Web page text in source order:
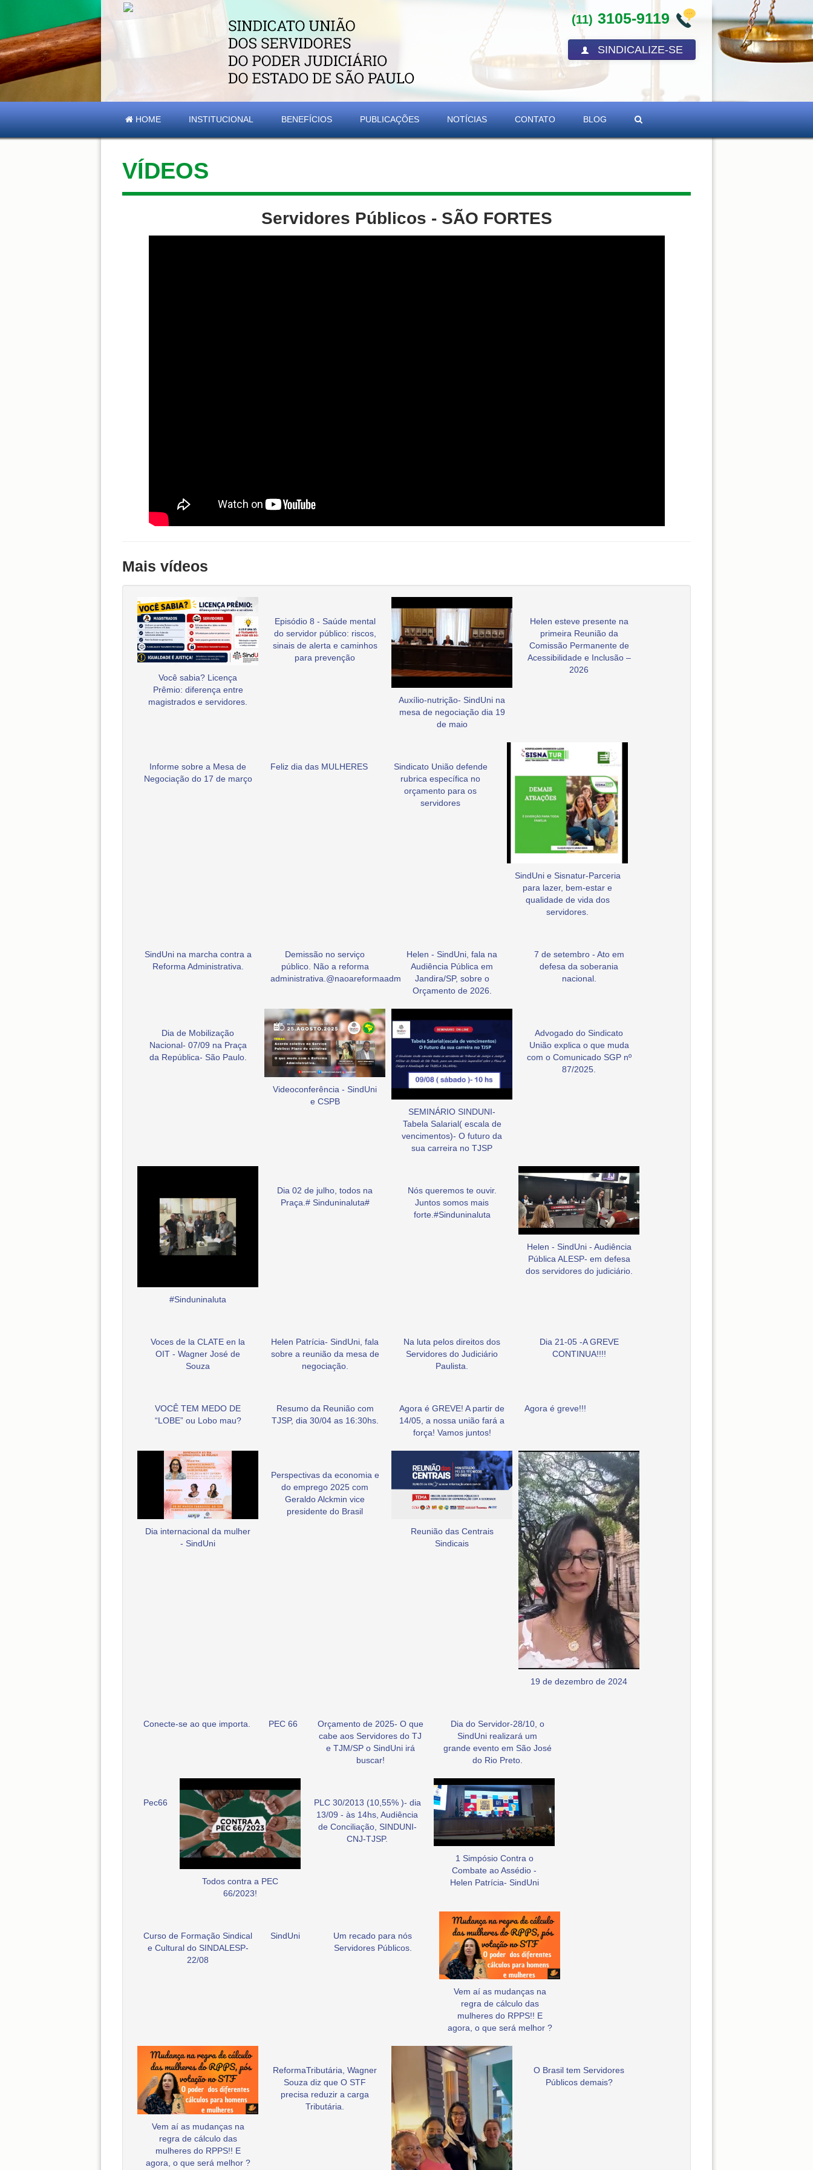
(11) 3105-9119
SINDICALIZE-SE
HOME INSTITUCIONAL BENEFÍCIOS PUBLICAÇÕES NOTÍCIAS CONTATO BLOG
VÍDEOS
Servidores Públicos - SÃO FORTES
Mais vídeos
Você sabia? Licença
Prêmio: diferença entre
magistrados e servidores.
Episódio 8 - Saúde mental
do servidor público: riscos,
sinais de alerta e caminhos
para prevenção
Auxílio-nutrição- SindUni na
mesa de negociação dia 19
de maio
Helen esteve presente na
primeira Reunião da
Comissão Permanente de
Acessibilidade e Inclusão –
2026
Informe sobre a Mesa de
Negociação do 17 de março
Feliz dia das MULHERES
Sindicato União defende
rubrica específica no
orçamento para os
servidores
SindUni e Sisnatur-Parceria
para lazer, bem-estar e
qualidade de vida dos
servidores.
SindUni na marcha contra a
Reforma Administrativa.
Demissão no serviço
público. Não a reforma
administrativa.@naoareformaadm
Helen - SindUni, fala na
Audiência Pública em
Jandira/SP, sobre o
Orçamento de 2026.
7 de setembro - Ato em
defesa da soberania
nacional.
Dia de Mobilização
Nacional- 07/09 na Praça
da República- São Paulo.
Videoconferência - SindUni
e CSPB
SEMINÁRIO SINDUNI-
Tabela Salarial( escala de
vencimentos)- O futuro da
sua carreira no TJSP
Advogado do Sindicato
União explica o que muda
com o Comunicado SGP nº
87/2025.
#Sinduninaluta
Dia 02 de julho, todos na
Praça.# Sinduninaluta#
Nós queremos te ouvir.
Juntos somos mais
forte.#Sinduninaluta
Helen - SindUni - Audiência
Pública ALESP- em defesa
dos servidores do judiciário.
Voces de la CLATE en la
OIT - Wagner José de
Souza
Helen Patrícia- SindUni, fala
sobre a reunião da mesa de
negociação.
Na luta pelos direitos dos
Servidores do Judiciário
Paulista.
Dia 21-05 -A GREVE
CONTINUA!!!!
VOCÊ TEM MEDO DE
“LOBE” ou Lobo mau?
Resumo da Reunião com
TJSP, dia 30/04 as 16:30hs.
Agora é GREVE! A partir de
14/05, a nossa união fará a
força! Vamos juntos!
Agora é greve!!!
Dia internacional da mulher
- SindUni
Perspectivas da economia e
do emprego 2025 com
Geraldo Alckmin vice
presidente do Brasil
Reunião das Centrais
Sindicais
19 de dezembro de 2024
Conecte-se ao que importa. PEC 66
Orçamento de 2025- O que
cabe aos Servidores do TJ
e TJM/SP o SindUni irá
buscar!
Dia do Servidor-28/10, o
SindUni realizará um
grande evento em São José
do Rio Preto.
Pec66
Todos contra a PEC
66/2023!
PLC 30/2013 (10,55% )- dia
13/09 - às 14hs, Audiência
de Conciliação, SINDUNI-
CNJ-TJSP.
1 Simpósio Contra o
Combate ao Assédio -
Helen Patrícia- SindUni
Curso de Formação Sindical
e Cultural do SINDALESP-
22/08
SindUni
Um recado para nós
Servidores Públicos.
Vem aí as mudanças na
regra de cálculo das
mulheres do RPPS!! E
agora, o que será melhor ?
Vem aí as mudanças na
regra de cálculo das
mulheres do RPPS!! E
agora, o que será melhor ?
ReformaTributária, Wagner
Souza diz que O STF
precisa reduzir a carga
Tributária.
O Brasil tem Servidores
Públicos demais?